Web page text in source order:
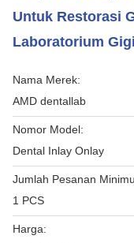
Untuk Restorasi
Laboratorium
Nama Merek:
AMD dentallab
Nomor Model:
Dental Inlay Onlay
Jumlah Pesanan
1 PCS
Harga: